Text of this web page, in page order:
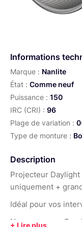
Informations
Marque : Nanlite
État : Comme neuf
Puissance : 150
IRC (CRI) : 96
Plage de variation :
Type de monture :
Description
Projecteur
uniquement +
Idéal pour vos
Nous sommes